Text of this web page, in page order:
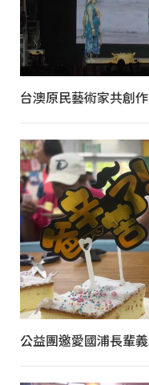
台澳原民藝術家共創
公益團邀愛國浦長輩